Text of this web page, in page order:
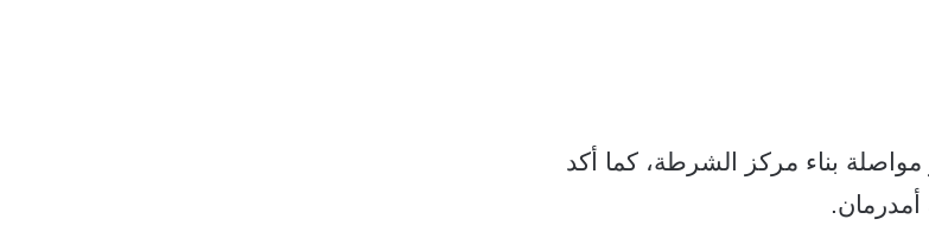
بناء مركز الشرطة، كما أكد